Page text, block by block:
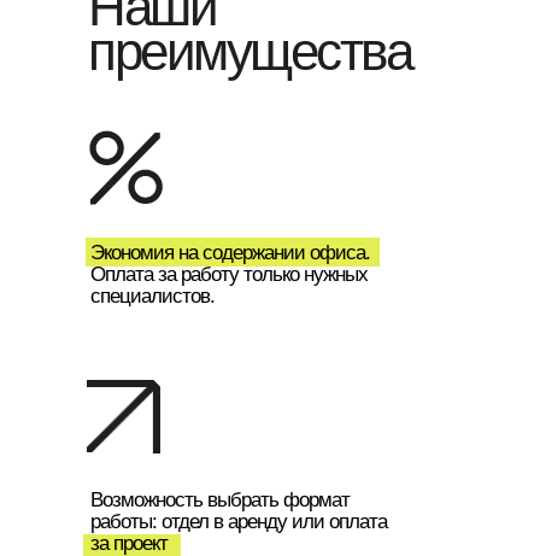
Экономия на содержании офиса.
Оплата за работу только нужных
специалистов.
Возможность выбрать формат
работы: отдел в аренду или оплата
за проект
преимущества